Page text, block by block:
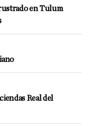
en Tulum
Real del